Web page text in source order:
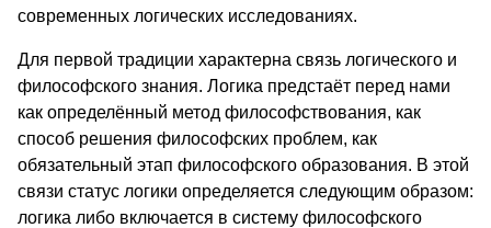
современных логических исследованиях.
Для первой традиции характерна связь логического и
философского знания. Логика предстаёт перед нами
как определённый метод философствования, как
способ решения философских проблем, как
обязательный этап философского образования. В этой
связи статус логики определяется следующим образом:
логика либо включается в систему философского